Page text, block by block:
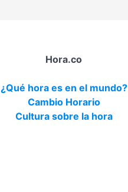
Hora.co
¿Qué hora es en el mundo?
Cambio Horario
Cultura sobre la hora